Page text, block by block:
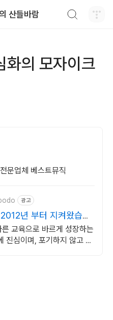
산들바람
의 모자이크
문업체 베스트뮤직
광고
년 부터 지켜왔습니
교육으로 바르게 성장하는
진심이며, 포기하지 않고 끌